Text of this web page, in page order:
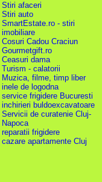
Stiri afaceri
Stiri auto
SmartEstate.ro - stiri
imobiliare
Cosuri Cadou Craciun
Gourmetgift.ro
Ceasuri dama
Turism - calatorii
Muzica, filme, timp liber
inele de logodna
service frigidere Bucuresti
inchirieri buldoexcavatoare
Servicii de curatenie Cluj-
Napoca
reparatii frigidere
cazare apartamente Cluj